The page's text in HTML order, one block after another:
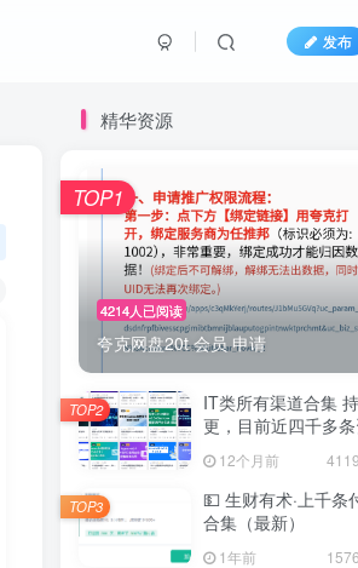
发布
精华资源
4214人已阅读
夸克网盘20t 会员 申请
TOP1
IT类所有渠道合集
更，目前近四千多
12个月前
TOP2
💵 生财有术·上千条
合集（最新）
1年前
TOP3